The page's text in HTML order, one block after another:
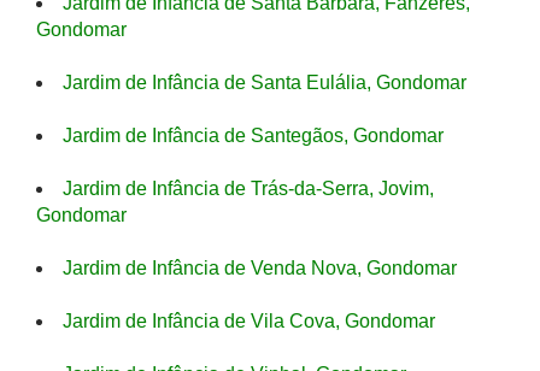
Gondomar
Jardim de Infância de Santa Eulália, Gondomar
Jardim de Infância de Santegãos, Gondomar
Jardim de Infância de Trás-da-Serra, Jovim,
Gondomar
Jardim de Infância de Venda Nova, Gondomar
Jardim de Infância de Vila Cova, Gondomar